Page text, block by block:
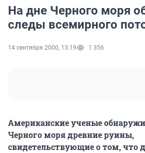
На дне Черного моря
следы всемирного
14 сентября 2000, 13:19 1 356
Американские ученые
Черного моря древние руины,
свидетельствующие о том, что